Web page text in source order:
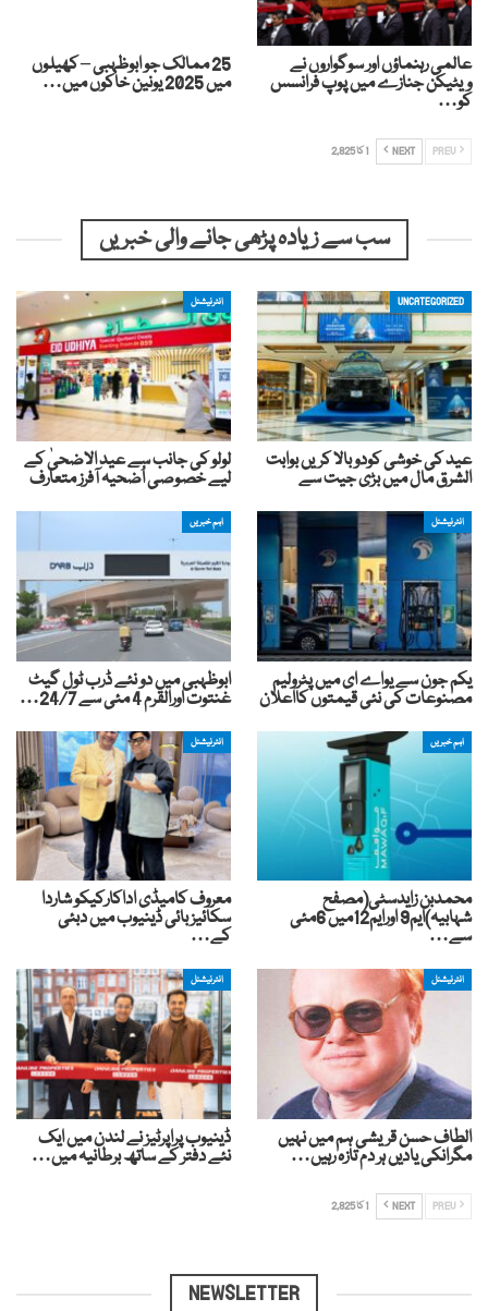
عالمی رہنماؤں اور سوگواروں نے
ویٹیکن جنازے میں پوپ فرانسس
کو…
25 ممالک جو ابوظہبی – کھیلوں
میں 2025 یونین خاکوں میں…
NEXT 1 کا 2,825
سب سے زیادہ پڑھی جانے والی خبریں
UNCATEGORIZED
عید کی خوشی کودوبالا کریں بوابت
الشرق مال میں بڑی جیت سے
انٹرنیشنل
لولو کی جانب سے عید الاضحیٰ کے
لیے خصوصی اُضحیہ آفرز متعارف
انٹرنیشنل
یکم جون سے یواے ای میں پٹرولیم
مصنوعات کی نئی قیمتوں کااعلان
اہم خبریں
ابوظہبی میں دو نئے ڈرب ٹول گیٹ
غنتوت اورالقرم 4 مئی سے 24/7…
اہم خبریں
محمدبن زایدسٹی(مصفح
شہابیہ)ایم9 اورایم12میں 6مئی
سے…
انٹرنیشنل
معروف کامیڈی اداکارکیکو شاردا
سکائیز بائی ڈینیوب میں دبئی
کے…
انٹرنیشنل
الطاف حسن قریشی ہم میں نہیں
مگرانکی یادیں ہر دم تازہ رہیں…
انٹرنیشنل
ڈینیوب پراپرٹیز نے لندن میں ایک
نئے دفتر کے ساتھ برطانیہ میں…
NEXT 1 کا 2,825
NEWSLETTER